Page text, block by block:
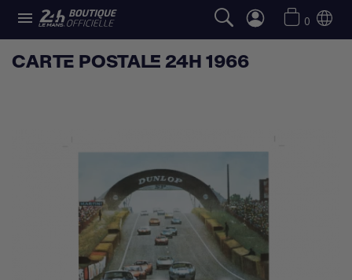
 0
CARTE POSTALE 24H 1966